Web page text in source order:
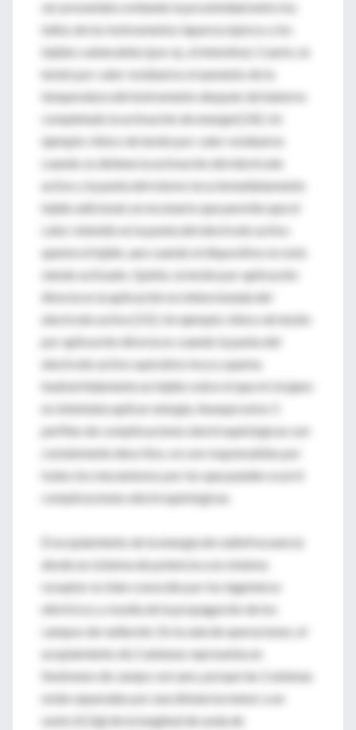
ser prevenidos evitando la proximidad entre los
tallos de los instrumentos laparoscópicos y los
tejidos vulnerables (por ej., el intestino). Cuarto, la
lesión por calor residual es el aumento de la
temperatura del instrumento después de haberse
completado la activación de energía [14]. Un
ejemplo clínico de lesión por calor residual es
cuando se detiene la activación del electrodo
activo y la punta del mismo toca inmediatamente
tejido adicional; un escenario que permite que el
calor retenido en la punta del electrodo activo
queme el tejido, aun cuando el dispositivo no está
siendo activado. Quinto, la lesión por aplicación
directa es la aplicación no intencionada del
electrodo activo [15]. Un ejemplo clínico de lesión
por aplicación directa es cuando la punta del
electrodo activo operativo toca y quema
inadvertidamente un tejido sobre el que el cirujano
no intentaba aplicar energía. Aunque estos 5
perfiles de complicaciones electroquirúrgicas son
comúnmente descritos, no son responsables por
todos los mecanismos por los que pueden ocurrir
complicaciones electroquirúrgicas.
El acoplamiento de la energía de radiofrecuencia
desde un sistema de potencia a un sistema
receptor es bien conocido por los ingenieros
eléctricos y resulta de la propagación de los
campos de radiación. En la sala de operaciones, el
acoplamiento de 2 antenas representa un
fenómeno de campo cercano, porque las 2 antenas
están separadas por una distancia menor a un
sexto (λ/2д) de la longitud de onda de